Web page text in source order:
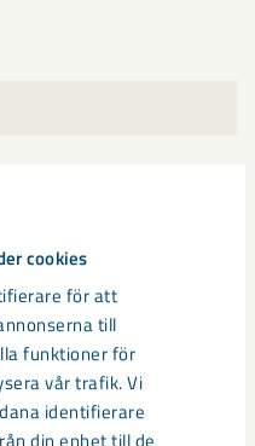
cookies
för att
till
funktioner för
vår trafik. Vi
identifierare